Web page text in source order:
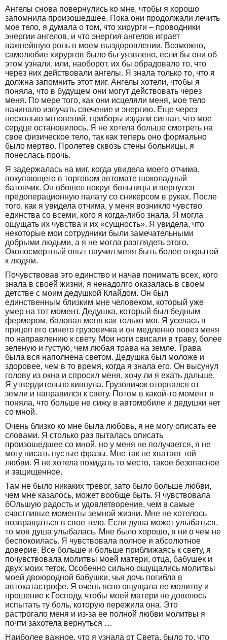
Ангелы снова повернулись ко мне, чтобы я хорошо
запомнила произошедшее. Пока они продолжали лечить
мое тело, я думала о том, что хирурги – проводники
энергии ангелов, и что энергия ангелов играет
важнейшую роль в моем выздоровлении. Возможно,
самолюбие хирургов было бы уязвлено, если бы они об
этом узнали, или, наоборот, их бы обрадовало то, что
через них действовали ангелы. Я знала только то, что я
должна запомнить этот миг. Ангелы хотели, чтобы я
поняла, что в будущем они могут действовать через
меня. По мере того, как они исцеляли меня, мое тело
начинало излучать свечение и энергию. Еще через
несколько мгновений, приборы издали сигнал, что мое
сердце остановилось. Я не хотела больше смотреть на
свое физическое тело, так как теперь оно формально
было мертво. Пролетев сквозь стены больницы, я
понеслась прочь.
Я задержалась на миг, когда увидела моего отчима,
покупающего в торговом автомате шоколадный
батончик. Он обошел вокруг больницы и вернулся
предоперационную палату со сникерсом в руках. После
того, как я увидела отчима, у меня возникло чувство
единства со всеми, кого я когда-либо знала. Я могла
ощущать их чувства и их «сущность». Я увидела, что
некоторые мои сотрудники были замечательными
добрыми людьми, а я не могла разглядеть этого.
Околосмертный опыт научил меня быть более открытой
к людям.
Почувствовав это единство и начав понимать всех, кого
знала в своей жизни, я ненадолго оказалась в своем
детстве с моим дедушкой Клайдом. Он был
единственным близким мне человеком, который уже
умер на тот момент. Дедушка, который был бедным
фермером, баловал меня как только мог. Я уселась в
прицеп его синего грузовичка и он медленно повез меня
по направлению к свету. Мои ноги свисали в траву, более
зеленую и густую, чем любая трава на земле. Трава
была вся наполнена светом. Дедушка был моложе и
здоровее, чем в то время, когда я знала его. Он высунул
голову из окна и спросил меня, хочу ли я ехать дальше.
Я утвердительно кивнула. Грузовичок оторвался от
земли и направился к свету. Потом в какой-то момент я
поняла, что больше не сижу в автомобиле и дедушки нет
со мной.
Очень близко ко мне была любовь, я не могу описать ее
словами. Я столько раз пыталась описать
произошедшее со мной, но у меня не получается, я не
могу писать пустые фразы. Мне так не хватает той
любви. Я не хотела покидать то место, такое безопасное
и защищенное.
Там не было никаких тревог, зато было больше любви,
чем мне казалось, может вообще быть. Я чувствовала
бОльшую радость и удовлетворение, чем в самые
счастливые моменты земной жизни. Мне не хотелось
возвращаться в свое тело. Если душа может улыбаться,
то моя душа улыбалась. Мне было хорошо, я ни о чем не
беспокоилась. Я чувствовала полное и абсолютное
доверие. Все больше и больше приближаясь к свету, я
почувствовала молитвы моей матери, отца, бабушек и
двух моих теток. Особенно сильно ощущались молитвы
моей двоюродной бабушки, чья дочь погибла в
автокатастрофе. Я очень ясно ощущала ее молитву и
прошение к Господу, чтобы моей матери не довелось
испытать ту боль, которую пережила она. Это
растрогало меня и из-за ее полной любви молитвы я
почти захотела вернуться …
Наиболее важное, что я узнала от Света, было то, что